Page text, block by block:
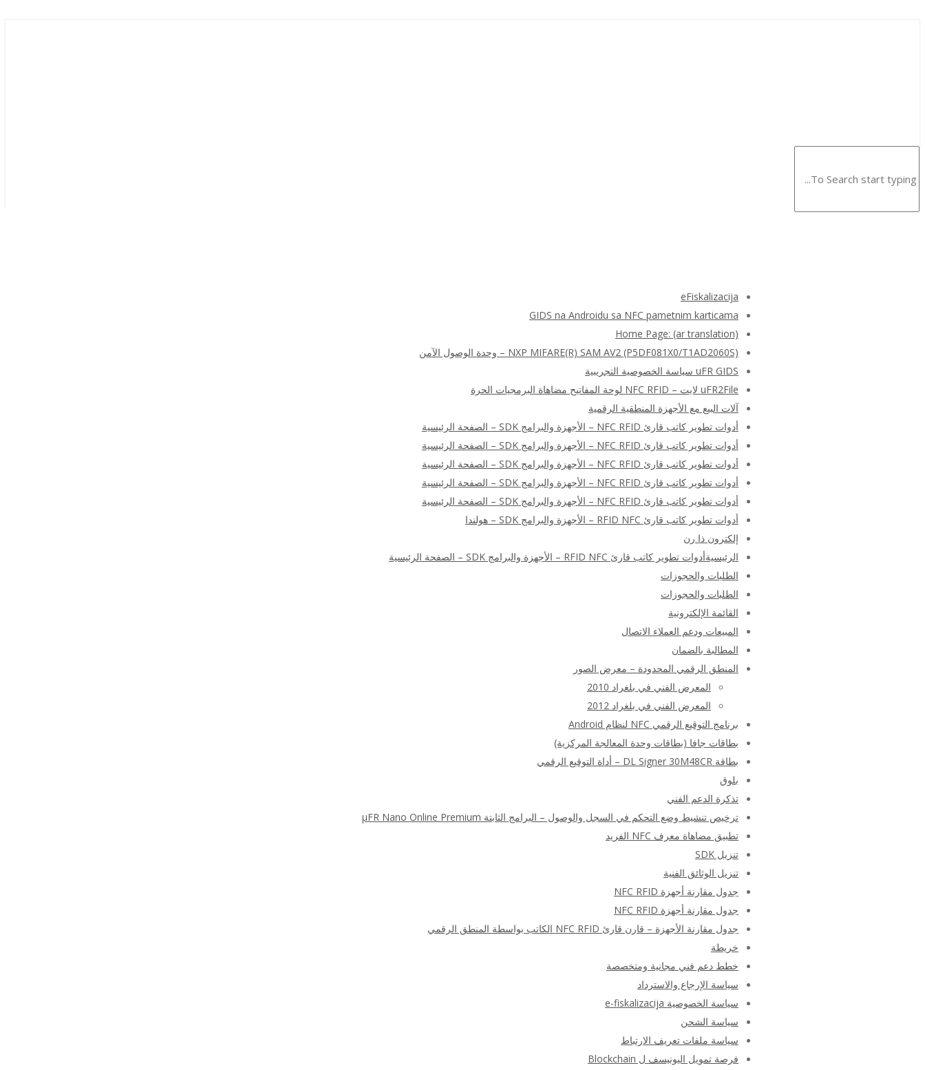
eFiskalizacija
GIDS na Androidu sa NFC pametnim karticama
Home Page: (ar translation)
NXP MIFARE(R) SAM AV2 (P5DF081X0/T1AD2060S) – وحدة الوصول الآمن
uFR GIDS سياسة الخصوصية التجريبية
uFR2File لايت – NFC RFID لوحة المفاتيح مضاهاة البرمجيات الحرة
آلات البيع مع الأجهزة المنطقية الرقمية
أدوات تطوير كاتب قارئ NFC RFID – الأجهزة والبرامج SDK – الصفحة الرئيسية
أدوات تطوير كاتب قارئ NFC RFID – الأجهزة والبرامج SDK – الصفحة الرئيسية
أدوات تطوير كاتب قارئ NFC RFID – الأجهزة والبرامج SDK – الصفحة الرئيسية
أدوات تطوير كاتب قارئ NFC RFID – الأجهزة والبرامج SDK – الصفحة الرئيسية
أدوات تطوير كاتب قارئ NFC RFID – الأجهزة والبرامج SDK – الصفحة الرئيسية
أدوات تطوير كاتب قارئ RFID NFC – الأجهزة والبرامج SDK – هولندا
إلكترون ذا رن
الرئيسيةأدوات تطوير كاتب قارئ RFID NFC – الأجهزة والبرامج SDK – الصفحة الرئيسية
الطلبات والحجوزات
الطلبات والحجوزات
القائمة الإلكترونية
المبيعات ودعم العملاء الاتصال
المطالبة بالضمان
المنطق الرقمي المحدودة – معرض الصور
المعرض الفني في بلغراد 2010
المعرض الفني في بلغراد 2012
برنامج التوقيع الرقمي NFC لنظام Android
بطاقات جافا (بطاقات وحدة المعالجة المركزية)
بطاقة DL Signer 30M48CR – أداة التوقيع الرقمي
بلوق
تذكرة الدعم الفني
ترخيص تنشيط وضع التحكم في السجل والوصول – البرامج الثابتة μFR Nano Online Premium
تطبيق مضاهاة معرف NFC الفريد
تنزيل SDK
تنزيل الوثائق الفنية
جدول مقارنة أجهزة NFC RFID
جدول مقارنة أجهزة NFC RFID
جدول مقارنة الأجهزة – قارن قارئ NFC RFID الكاتب بواسطة المنطق الرقمي
خريطة
خطط دعم فني مجانية ومتخصصة
سياسة الإرجاع والاسترداد
سياسة الخصوصية e-fiskalizacija
سياسة الشحن
سياسة ملفات تعريف الارتباط
فرصة تمويل اليونيسف ل Blockchain